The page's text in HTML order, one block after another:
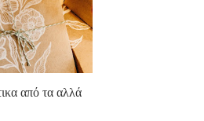
από τα αλλά